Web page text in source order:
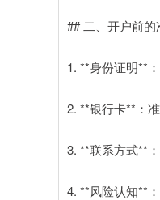
## 二、开户前的
1. **身份证明**
2. **银行卡**：
3. **联系方式**
4. **风险认知**